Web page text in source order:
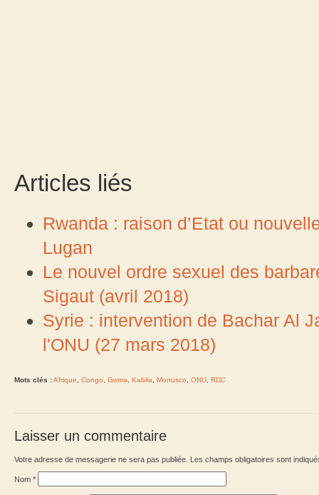
Articles liés
Rwanda : raison d’Etat ou
Lugan
Le nouvel ordre sexuel des
Sigaut (avril 2018)
Syrie : intervention de Bachar Al
l'ONU (27 mars 2018)
Mots clés :Afrique Congo Goma Kabila Monusco ONU RDC
Laisser un commentaire
Votre adresse de messagerie ne sera pas publiée. Les champs obligatoires sont
Nom *